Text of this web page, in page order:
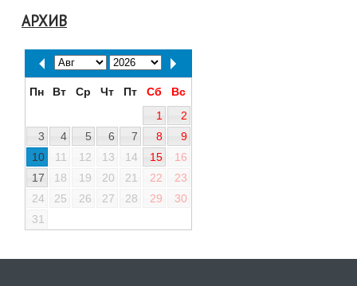
АРХИВ
Пн Вт Ср Чт Пт Сб
Вс
1
2
3
4 5 6 7 8
9
10
11 12 13 14 15
16
17
18 19 20 21 22
23
24
25 26 27 28 29
30
31